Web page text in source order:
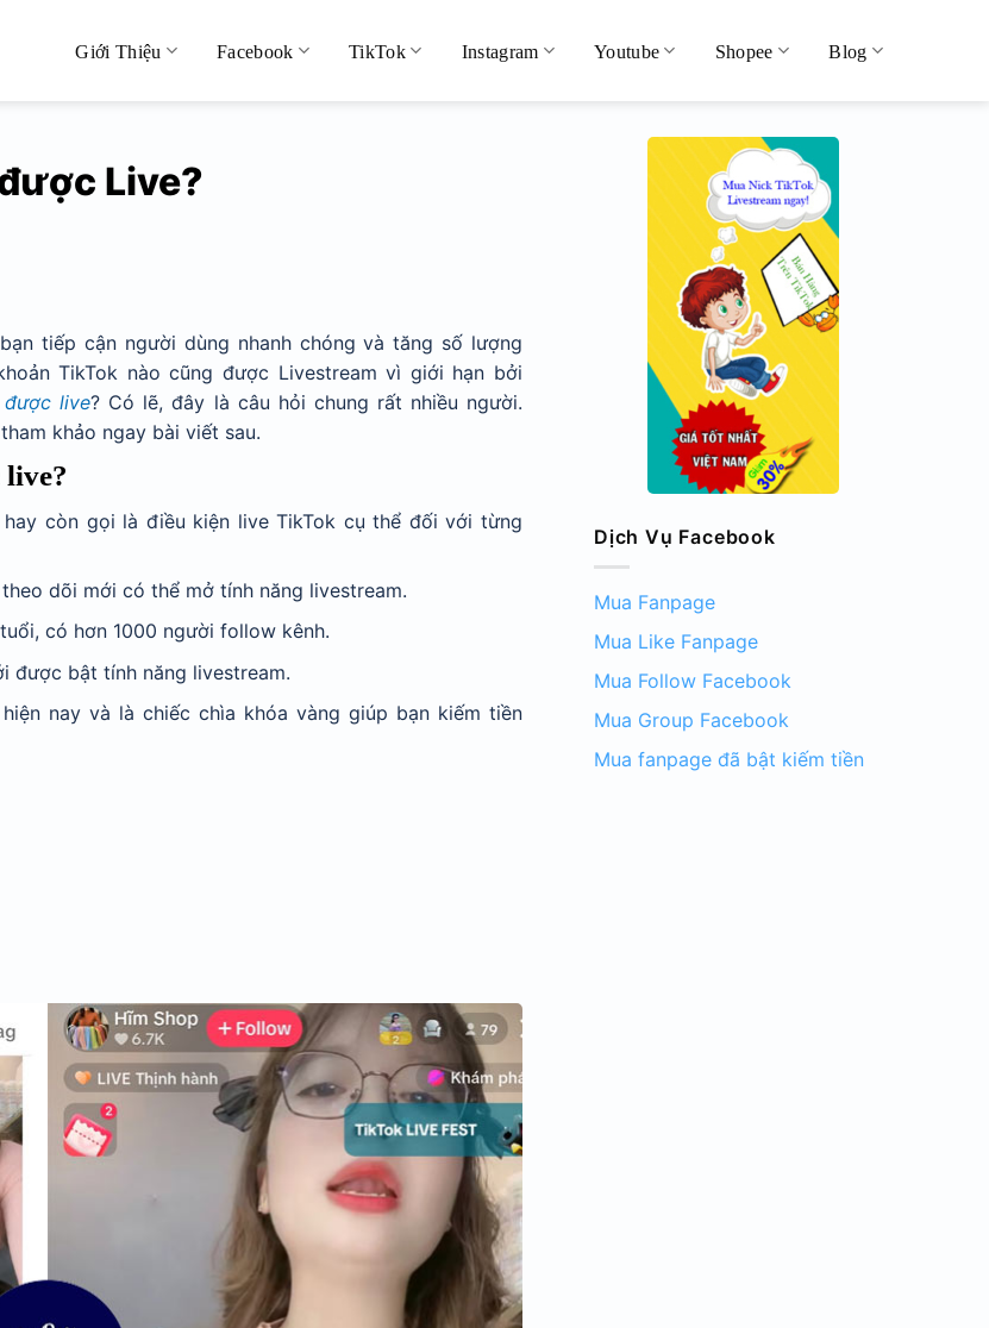
Giới Thiệu Facebook TikTok Instagram Youtube Shopee Blog
Live?
tiếp cận người dùng nhanh chóng và tăng số lượng
TikTok nào cũng được Livestream vì giới hạn bởi
live? Có lẽ, đây là câu hỏi chung rất nhiều người.
tham khảo ngay bài viết sau.
còn gọi là điều kiện live TikTok cụ thể đối với từng
dõi mới có thể mở tính năng livestream.
có hơn 1000 người follow kênh.
được bật tính năng livestream.
nay và là chiếc chìa khóa vàng giúp bạn kiếm tiền
Dịch Vụ Facebook
Mua Fanpage
Mua Like Fanpage
Mua Follow Facebook
Mua Group Facebook
Mua fanpage đã bật kiếm tiền